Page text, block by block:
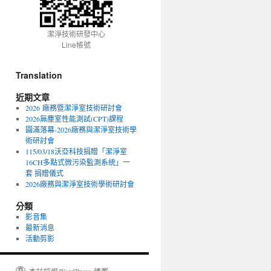
潔淨技術研發中心
Line帳號
Translation
近期文章
2026 廠務暨潔淨室技術研討會
2026無塵室性能測試(CPT)課程
圓滿落幕-2026廠務與潔淨室技術學
術研討會
115/03/18沃亞科技捐贈「潔淨室
16CH多點式微污染監測系統」一
套 捐贈儀式
2026廠務與潔淨室技術學術研討會
分類
影音集
最新消息
活動剪影